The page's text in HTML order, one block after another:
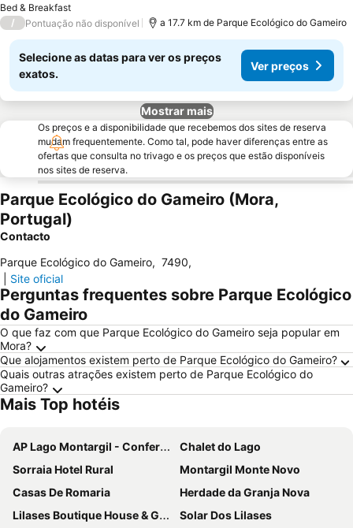
Bed & Breakfast
/ Pontuação não disponível a 17.7 km de Parque Ecológico do Gameiro
Selecione as datas para ver os preços
exatos.
Ver preços
Mostrar mais
Os preços e a disponibilidade que recebemos dos sites de reserva
mudam frequentemente. Como tal, pode haver diferenças entre as
ofertas que consulta no trivago e os preços que estão disponíveis
nos sites de reserva.
Parque Ecológico do Gameiro (Mora,
Portugal)
Contacto
Parque Ecológico do Gameiro, 7490,
Site oficial
Perguntas frequentes sobre Parque Ecológico
do Gameiro
O que faz com que Parque Ecológico do Gameiro seja popular em
Mora?
Que alojamentos existem perto de Parque Ecológico do Gameiro?
Quais outras atrações existem perto de Parque Ecológico do
Gameiro?
Mais Top hotéis
AP Lago Montargil - Conference & SPA
Chalet do Lago
Sorraia Hotel Rural
Montargil Monte Novo
Casas De Romaria
Herdade da Granja Nova
Lilases Boutique House & Garden
Solar Dos Lilases